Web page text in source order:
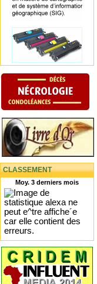
CLASSEMENT
Moy. 3 derniers mois